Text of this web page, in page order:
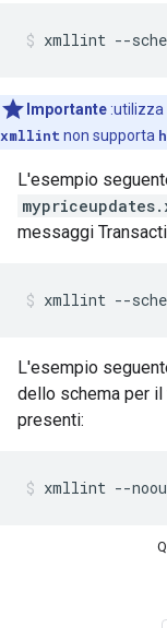
xmllint --
Importante :utilizza
xmllint non supporta
L'esempio
messaggi
xmllint --
L'esempio
dello schema per
presenti:
xmllint --